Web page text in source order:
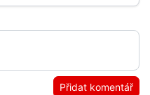
Přidat komentář